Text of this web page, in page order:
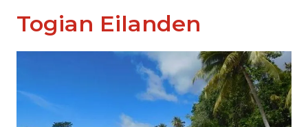
Togian Eilanden